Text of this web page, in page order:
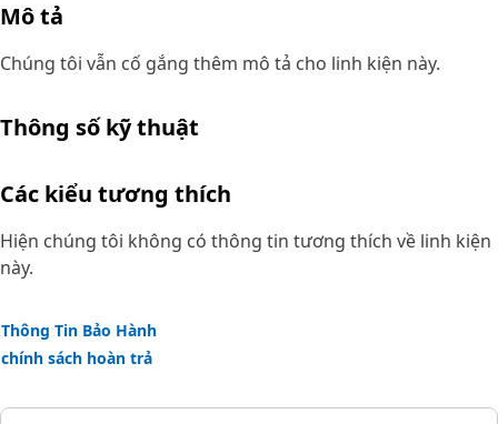
Mô tả
Chúng tôi vẫn cố gắng thêm mô tả cho linh kiện này.
Thông số kỹ thuật
Các kiểu tương thích
Hiện chúng tôi không có thông tin tương thích về linh kiện
này.
Thông Tin Bảo Hành
chính sách hoàn trả